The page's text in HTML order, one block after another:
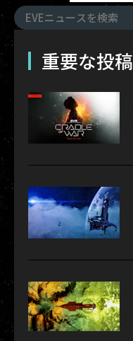
重要な投稿